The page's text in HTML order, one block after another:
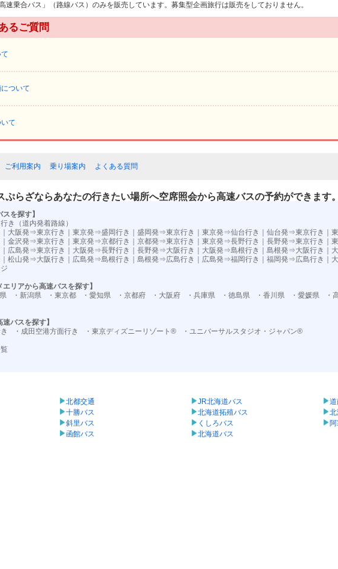
速乗合バス」（路線バス）のみを販売しています。募集型企画旅行は販売をしておりません。
るご質問
ついて
て
ご利用案内 乗り場案内 よくある質問
ぷらざならあなたの行きたい場所へ空席照会から高速バスの予約ができます。
を探す】
き（道内発着路線）
大阪発⇒東京行き 東京発⇒盛岡行き 盛岡発⇒東京行き 東京発⇒仙台行き 仙台発⇒東京行き
金沢発⇒東京行き 東京発⇒京都行き 京都発⇒東京行き 東京発⇒長野行き 長野発⇒東京行き
広島発⇒東京行き 大阪発⇒長野行き 長野発⇒大阪行き 大阪発⇒島根行き 島根発⇒大阪行き
松山発⇒大阪行き 広島発⇒島根行き 島根発⇒広島行き 広島発⇒福岡行き 福岡発⇒広島行き
エリアから高速バスを探す】
・新潟県 ・東京都 ・愛知県 ・京都府 ・大阪府 ・兵庫県 ・徳島県 ・香川県 ・愛媛県 ・
速バスを探す】
・成田空港方面行き ・東京ディズニーリゾート® ・ユニバーサルスタジオ・ジャパン®
北都交通 JR北海道バス
道
十勝バス 北海道拓殖バス
北
斜里バス くしろバス
函館バス 北海道バス